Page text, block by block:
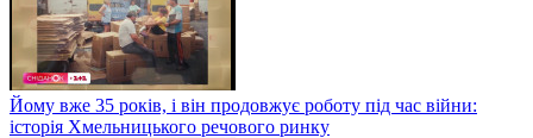
Йому вже 35 років, і він продовжує роботу під час війни:
історія Хмельницького речового ринку